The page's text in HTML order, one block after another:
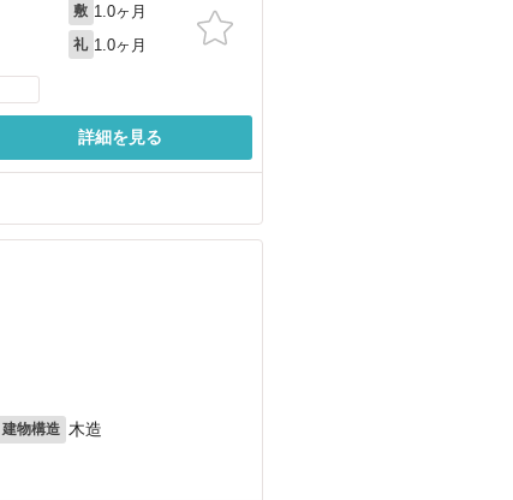
敷 1.0ヶ月
礼 1.0ヶ月
詳細を見る
建物構造 木造